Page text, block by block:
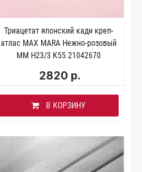
Триацетат японский кади креп-
атлас MAX MARA Нежно-розовый
MM H23/3 K55 21042670
2820 р.
В КОРЗИНУ